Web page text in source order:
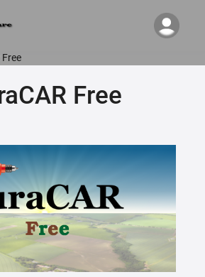
Free